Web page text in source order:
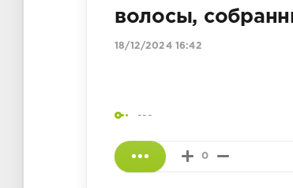
волосы,
18/12/2024 16:42
---
0